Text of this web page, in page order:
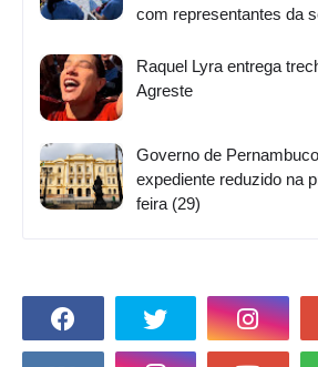
com representantes da
Raquel Lyra entrega
Agreste
Governo de
expediente reduzido na
feira (29)